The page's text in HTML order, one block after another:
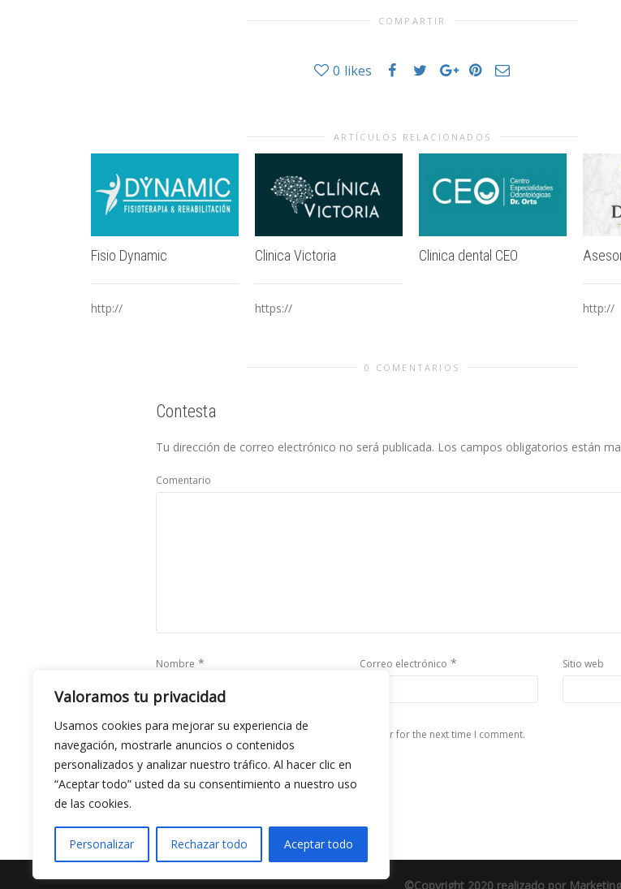
Valoramos tu privacidad
Usamos cookies para mejorar su experiencia de
navegación, mostrarle anuncios o contenidos
personalizados y analizar nuestro tráfico. Al hacer clic en
“Aceptar todo” usted da su consentimiento a nuestro uso
de las cookies.
Personalizar Rechazar todo Aceptar todo
COMPARTIR
0 likes
ARTÍCULOS RELACIONADOS
Fisio Dynamic
http://
Clinica Victoria
https://
Clinica dental CEO
http://
0 COMENTARIOS
Contesta
Tu dirección de correo electrónico no será publicada. Los campos obligatorios están
Comentario
Nombre * Correo electrónico * Sitio web
Save my name, email, and website in this browser for the next time I comment.
©Copyright 2020 realizado por